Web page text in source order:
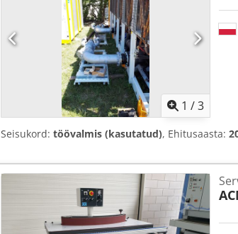
1 /3
Seisukord: töövalmis (kasutatud), Ehitusaasta: